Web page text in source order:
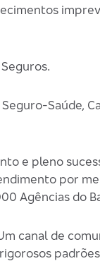
Saúde,
e pleno
por
Agências do
canal de